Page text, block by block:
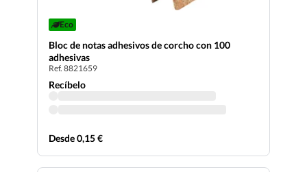
Eco
Bloc de notas adhesivos de corcho con 100
adhesivas
Ref. 8821659
Recíbelo
Desde 0,15 €